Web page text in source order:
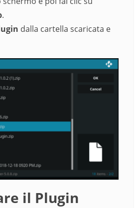
.
dalla cartella scaricata e
il Plugin